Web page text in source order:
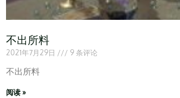
不出所料
2021年7月29日 9 条评论
不出所料
阅读 »